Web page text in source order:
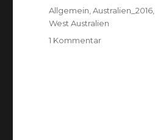
am
Kategorien
Allgemein,Australien_2016,
West Australien
1 Kommentarzu